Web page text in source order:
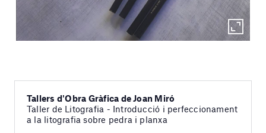
Tallers d'Obra Gràfica de Joan Miró
Taller de Litografia - Introducció i perfeccionament
a la litografia sobre pedra i planxa